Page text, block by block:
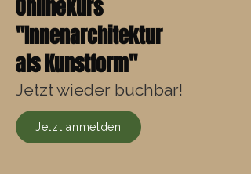
Onlinekurs
"Innenarchitektur
als Kunstform"
Jetzt wieder buchbar!
Jetzt anmelden